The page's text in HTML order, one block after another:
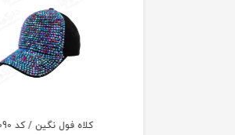
کلاه فول نگین / کد 29090